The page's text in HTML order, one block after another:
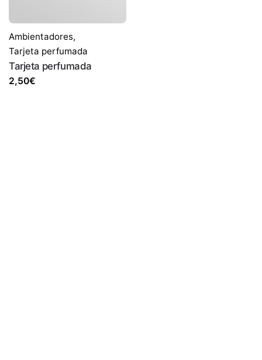
Ambientadores,
Tarjeta perfumada
Tarjeta perfumada
2,50€